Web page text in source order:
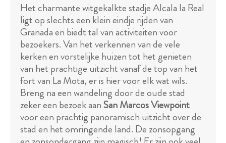
Het charmante witgekalkte stadje Alcala la Real
ligt op slechts een klein eindje rijden van
Granada en biedt tal van activiteiten voor
bezoekers. Van het verkennen van de vele
kerken en vorstelijke huizen tot het genieten
van het prachtige uitzicht vanaf de top van het
fort van La Mota, er is hier voor elk wat wils.
Breng na een wandeling door de oude stad
zeker een bezoek aanSan Marcos Viewpoint
voor een prachtig panoramisch uitzicht over de
stad en het omringende land. De zonsopgang